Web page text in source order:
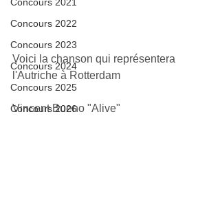
Concours 2022
Concours 2023
Concours 2024
Concours 2025
Concours 2026
Voici la chanson qui représentera
l'Autriche à Rotterdam
Vincent Bueno "Alive"